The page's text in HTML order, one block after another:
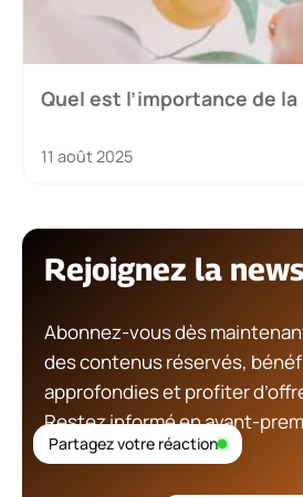
Quel est l’importance de
11 août 2025
Rejoignez la
Abonnez-vous dès
des contenus réservés,
approfondies et profiter
Restez informé en avant-
nouveautés !
Partagez votre réaction